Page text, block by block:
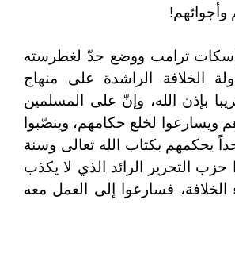
وأجوائهم!
إسكات ترامب ووضع حدّ لغطرسته
الخلافة الراشدة على منهاج
بإذن الله، وإنّ على المسلمين
ويسارعوا لخلع حكامهم، وينصّبوا
يحكمهم بكتاب الله تعالى وسنة
التحرير الرائد الذي لا يكذب
الخلافة، فسارعوا إلى العمل معه